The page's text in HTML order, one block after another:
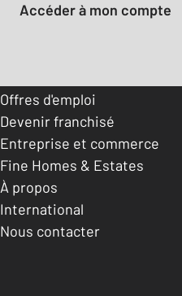
Accéder à mon compte
Offres d'emploi
Devenir franchisé
Entreprise et commerce
Fine Homes & Estates
À propos
International
Nous contacter